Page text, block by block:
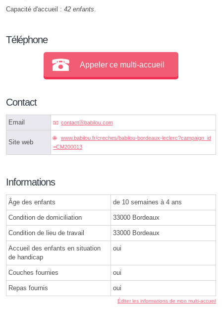
Capacité d'accueil : 42 enfants.
Téléphone
Appeler ce multi-accueil
Contact
Email contactⓐbabilou.com
Site web
www.babilou.fr/creches/babilou-bordeaux-leclerc?campaign_id
=CM200013
Informations
Âge des enfants de 10 semaines à 4 ans
Condition de domiciliation 33000 Bordeaux
Condition de lieu de travail 33000 Bordeaux
Accueil des enfants en situation
de handicap
oui
Couches fournies oui
Repas fournis oui
Éditer les informations de mon multi-accueil